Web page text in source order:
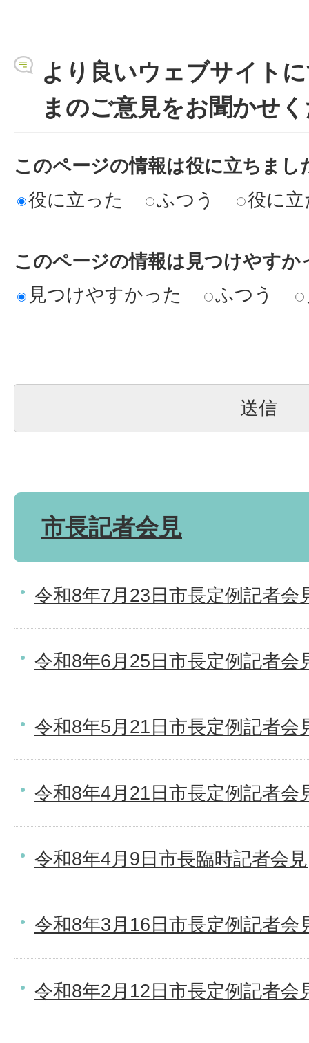
より良いウェブサイト
まのご意見をお聞かせ
このページの情報は役に立ちまし
役に立った
ふつう 役に
このページの情報は見つけやすか
見つけやすかった
ふつう
市長記者会見
令和8年7月23日市長定例記者会
令和8年6月25日市長定例記者会
令和8年5月21日市長定例記者会
令和8年4月21日市長定例記者会
令和8年4月9日市長臨時記者会見
令和8年3月16日市長定例記者会
令和8年2月12日市長定例記者会